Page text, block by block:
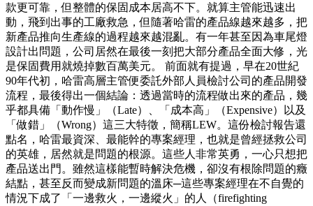
款更可靠，但整體的保固成本居高不下。就算主管能迅速出
動，飛到出事的工廠救急，但隨著哈雷的產品線越來越多，把
新產品推向生產線的過程越來越混亂。有一年甚至因為車尾燈
設計出問題，公司居然在最後一刻把大部分產品全面大修，光
是保固費用就燒掉數百萬美元。 前面就有提過，早在20世紀
90年代初，哈雷高層主管便委託外部人員檢討公司的產品開發
流程，最後得出一個結論：透過當時的流程做出來的產品，幾
乎都具備「動作慢」（Late）、「成本高」（Expensive）以及
「做錯」（Wrong）這三大特徵，簡稱LEW。這份檢討報告還
點名，哈雷最資深、最能幹的專案經理，也就是曾經拯救公司
的英雄，居然就是問題的根源。這些人非常英勇，一心只想把
產品送出門。雖然這樣能暫時解決危機，卻沒有根除問題的癥
結點，甚至反而變成新問題的溫床─這些專案經理在不自覺的
情況下成了「一邊救火，一邊縱火」的人（firefighting